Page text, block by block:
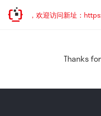
已迁移，欢迎访问新址：
Thanks